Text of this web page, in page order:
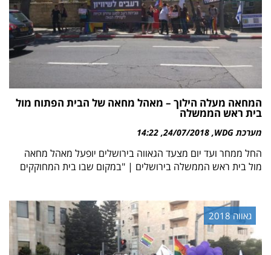
המחאה מעלה הילוך – מאהל מחאה של הבית הפתוח מול
בית ראש הממשלה
מערכת WDG 24/07/2018
14:22
החל ממחר ועד יום מצעד הגאווה בירושלים יופעל מאהל מחאה
מול בית ראש הממשלה בירושלים | "במקום שבו בית המחוקקים
גאווה 2018